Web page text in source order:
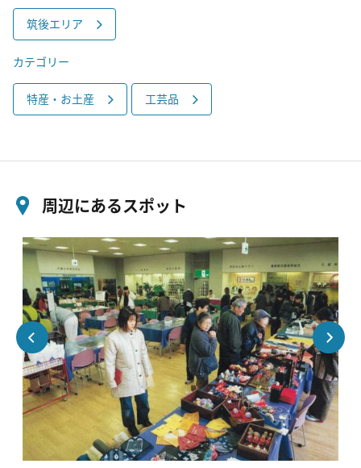
筑後エリア
カテゴリー
特産・お土産 工芸品
周辺にあるスポット